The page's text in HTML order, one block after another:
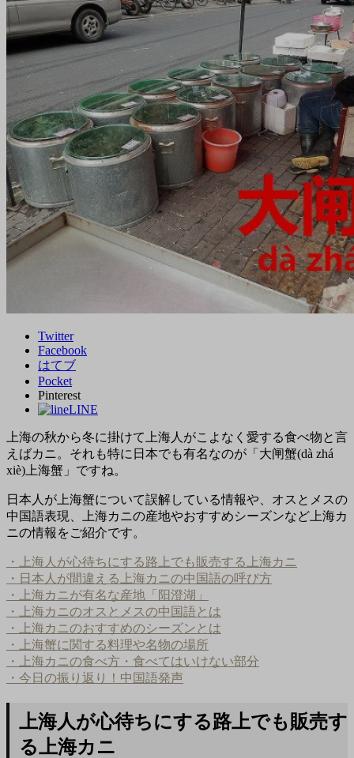
Twitter
Facebook
はてブ
Pocket
Pinterest
LINE
上海の秋から冬に掛けて上海人がこよなく愛する食べ物と言
えばカニ。それも特に日本でも有名なのが「大闸蟹(dà zhá
xiè)上海蟹」ですね。
日本人が上海蟹について誤解している情報や、オスとメスの
中国語表現、上海カニの産地やおすすめシーズンなど上海カ
ニの情報をご紹介です。
・上海人が心待ちにする路上でも販売する上海カニ
・日本人が間違える上海カニの中国語の呼び方
・上海カニが有名な産地「阳澄湖」
・上海カニのオスとメスの中国語とは
・上海カニのおすすめのシーズンとは
・上海蟹に関する料理や名物の場所
・上海カニの食べ方・食べてはいけない部分
・今日の振り返り！中国語発声
上海人が心待ちにする路上でも販売す
る上海カニ